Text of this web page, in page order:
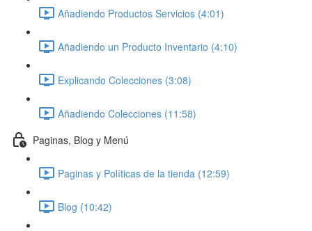
Añadiendo Productos Servicios (4:01)
Añadiendo un Producto Inventario (4:10)
Explicando Colecciones (3:08)
Añadiendo Colecciones (11:58)
Paginas, Blog y Menú
Paginas y Políticas de la tienda (12:59)
Blog (10:42)